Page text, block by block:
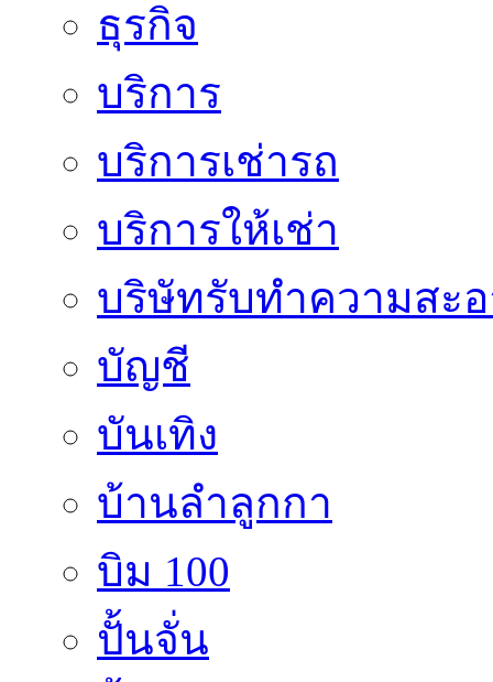
ธุรกิจ
บริการ
บริการเช่ารถ
บริการให้เช่า
บริษัทรับทำความสะ
บัญชี
บันเทิง
บ้านลำลูกกา
บิม 100
ปั้นจั่น